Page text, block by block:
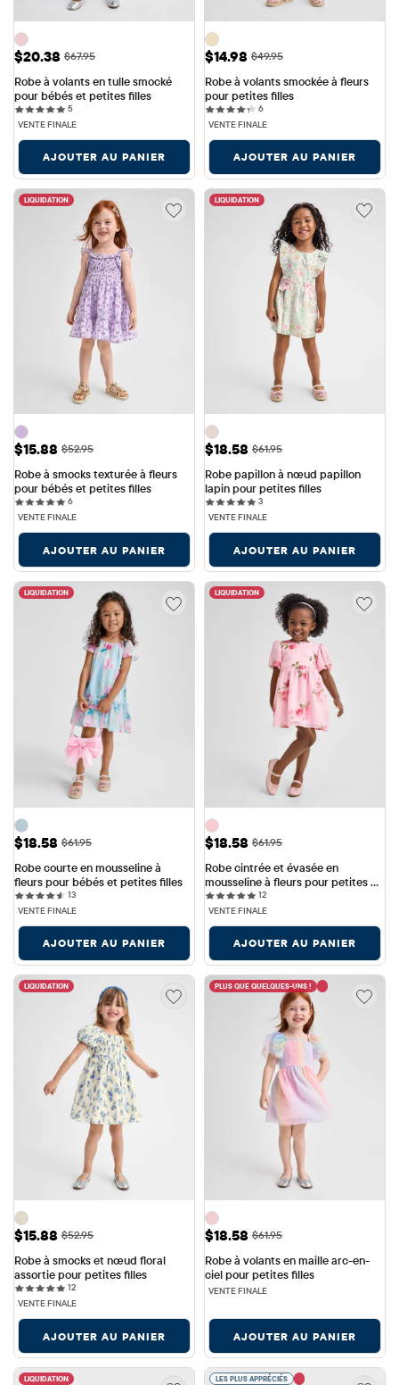
Prix ​​de vente: $20.38
$20.38 Prix ​​d'origine: $67.95
$67.95
Robe à volants en tulle smocké
pour bébés et petites filles
55 reviews
VENTE FINALE
AJOUTER AU PANIER
Prix ​​de vente: $14.98
$14.98 Prix ​​d'origine: $49.95
$49.95
Robe à volants smockée à fleurs
pour petites filles
66 reviews
VENTE FINALE
AJOUTER AU PANIER
LIQUIDATION
Prix ​​de vente: $15.88
$15.88 Prix ​​d'origine: $52.95
$52.95
Robe à smocks texturée à fleurs
pour bébés et petites filles
66 reviews
VENTE FINALE
AJOUTER AU PANIER
LIQUIDATION
Prix ​​de vente: $18.58
$18.58 Prix ​​d'origine: $61.95
$61.95
Robe papillon à nœud papillon
lapin pour petites filles
33 reviews
VENTE FINALE
AJOUTER AU PANIER
LIQUIDATION
Prix ​​de vente: $18.58
$18.58 Prix ​​d'origine: $61.95
$61.95
Robe courte en mousseline à
fleurs pour bébés et petites filles
1313 reviews
VENTE FINALE
AJOUTER AU PANIER
LIQUIDATION
Prix ​​de vente: $18.58
$18.58 Prix ​​d'origine: $61.95
$61.95
Robe cintrée et évasée en
mousseline à fleurs pour petites
filles
1212 reviews
VENTE FINALE
AJOUTER AU PANIER
LIQUIDATION
Prix ​​de vente: $15.88
$15.88 Prix ​​d'origine: $52.95
$52.95
Robe à smocks et nœud floral
assortie pour petites filles
1212 reviews
VENTE FINALE
AJOUTER AU PANIER
PLUS QUE QUELQUES-UNS !
Prix ​​de vente: $18.58
$18.58 Prix ​​d'origine: $61.95
$61.95
Robe à volants en maille arc-en-
ciel pour petites filles
VENTE FINALE
AJOUTER AU PANIER
LIQUIDATION LES PLUS APPRÉCIÉS